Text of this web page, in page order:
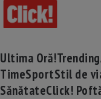
Ultima Oră!Trending
TimeSportStil de
SănătateClick!